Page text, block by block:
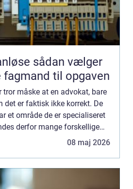
vælger
fagmand til opgaven
tror måske at en advokat, bare
det er faktisk ikke korrekt. De
et område de er specialiseret
derfor mange forskellige
boligadvokat, er en ...08 maj 2026